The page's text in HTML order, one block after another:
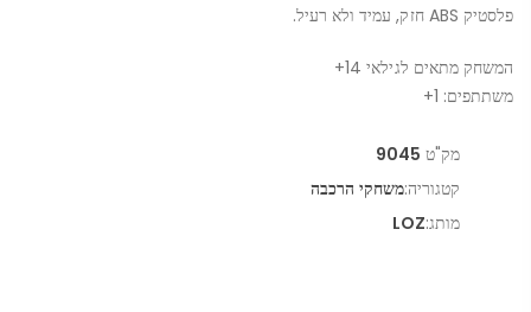
פלסטיק ABS חזק, עמיד ולא רעיל.
המשחק מתאים לגילאי 14+
משתתפים: 1+
מק"ט 9045
קטגוריה:משחקי הרכבה
מותג:LOZ